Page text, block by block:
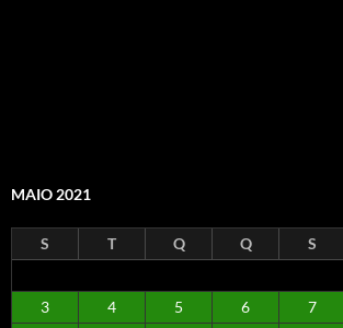
MAIO 2021
S T Q Q S
3
4 5 6 7